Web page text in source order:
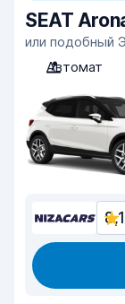
SEAT
или подобный
Автомат
8,1